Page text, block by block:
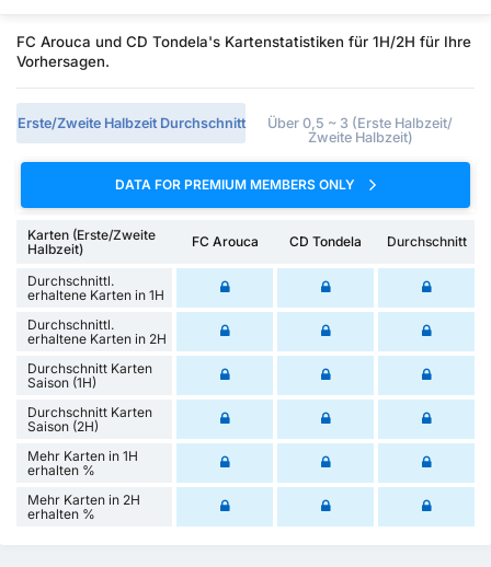
FC Arouca und CD Tondela's Kartenstatistiken für 1H/2H für Ihre
Vorhersagen.
Erste/Zweite Halbzeit Durchschnitt
Über 0,5 ~ 3 (Erste Halbzeit/
Zweite Halbzeit)
DATA FOR PREMIUM MEMBERS ONLY
Karten (Erste/Zweite
Halbzeit)
FC Arouca CD Tondela Durchschnitt
Durchschnittl.
erhaltene Karten in 1H
Durchschnittl.
erhaltene Karten in 2H
Durchschnitt Karten
Saison (1H)
Durchschnitt Karten
Saison (2H)
Mehr Karten in 1H
erhalten %
Mehr Karten in 2H
erhalten %